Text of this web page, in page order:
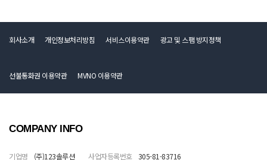
회사소개 개인정보처리방침 서비스이용약관 광고 및 스팸 방지정책
선불통화권 이용약관 MVNO 이용약관
COMPANY INFO
기업명 (주)123솔루션 사업자등록번호 305-81-83716